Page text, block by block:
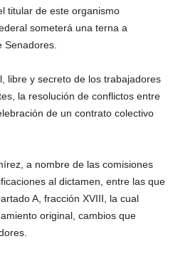
titular de este organismo
someterá una terna a
libre y secreto de los trabajadores
la resolución de conflictos entre
de un contrato colectivo
a nombre de las comisiones
al dictamen, entre las que
A, fracción XVIII, la cual
original, cambios que